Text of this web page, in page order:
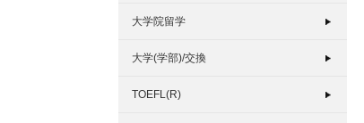
大学院留学
大学(学部)/交換
TOEFL(R)